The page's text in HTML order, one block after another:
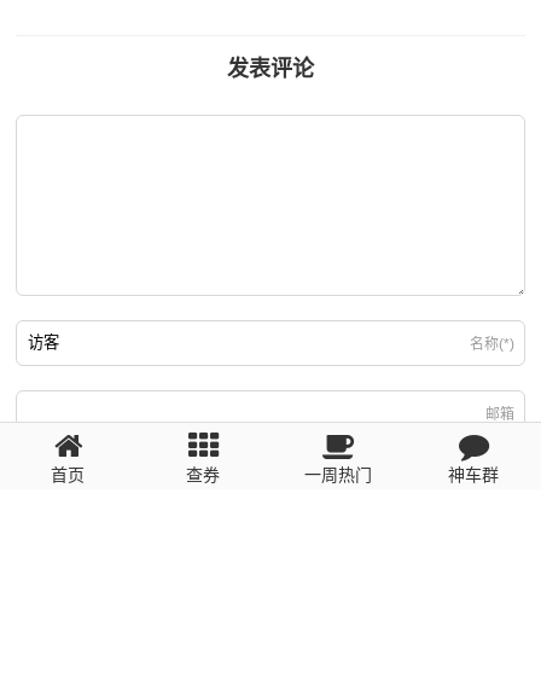
发表评论
名称(*)
邮箱
回复需填写必要信息
首页 查券 一周热门 神车群